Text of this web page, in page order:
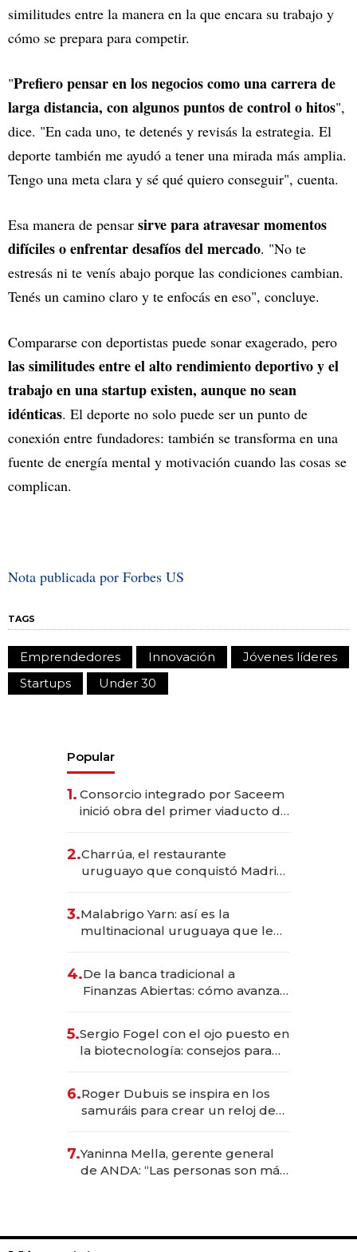
similitudes entre la manera en la que encara su trabajo y
cómo se prepara para competir.
"Prefiero pensar en los negocios como una carrera de
larga distancia, con algunos puntos de control o hitos",
dice. "En cada uno, te detenés y revisás la estrategia. El
deporte también me ayudó a tener una mirada más amplia.
Tengo una meta clara y sé qué quiero conseguir", cuenta.
Esa manera de pensar sirve para atravesar momentos
difíciles o enfrentar desafíos del mercado. "No te
estresás ni te venís abajo porque las condiciones cambian.
Tenés un camino claro y te enfocás en eso", concluye.
Compararse con deportistas puede sonar exagerado, pero
las similitudes entre el alto rendimiento deportivo y el
trabajo en una startup existen, aunque no sean
idénticas. El deporte no solo puede ser un punto de
conexión entre fundadores: también se transforma en una
fuente de energía mental y motivación cuando las cosas se
complican.
Nota publicada por Forbes US
TAGS
Emprendedores Innovación
Jóvenes líderes
Startups
Under 30
Popular
1. Consorcio integrado por Saceem
inició obra del primer viaducto de
millones
2.Charrúa, el restaurante
uruguayo que conquistó Madrid:
anticipación y prepara apertura
3.Malabrigo Yarn: así es la
multinacional uruguaya que le
4.De la banca tradicional a
Finanzas Abiertas: cómo avanza
5.Sergio Fogel con el ojo puesto en
la biotecnología: consejos para
6.Roger Dubuis se inspira en los
samuráis para crear un reloj de
7.Yaninna Mella, gerente general
de ANDA: “Las personas son más